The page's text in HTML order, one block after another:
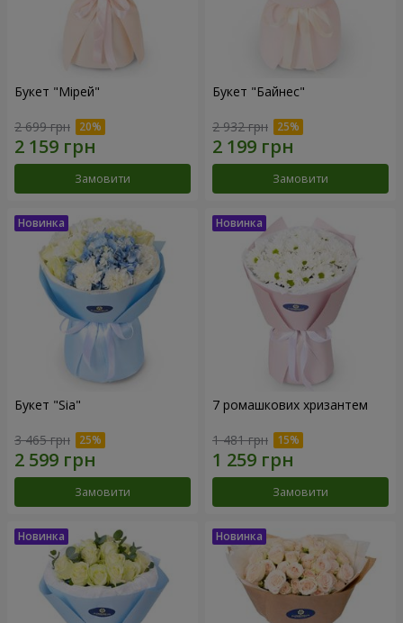
Букет "Мірей"
2 699 грн
Замовити
Букет "Байнес"
2 932 грн
Замовити
Букет "Sia"
3 465 грн
Замовити
7 ромашкових хризантем
1 481 грн
Замовити